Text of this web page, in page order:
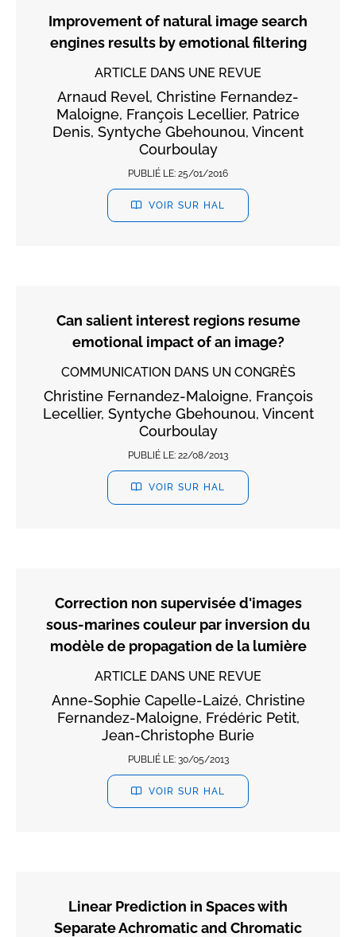
Improvement of natural image search
engines results by emotional ﬁltering
ARTICLE DANS UNE REVUE
Arnaud Revel, Christine Fernandez-
Maloigne, François Lecellier, Patrice
Denis, Syntyche Gbehounou, Vincent
Courboulay
PUBLIÉ LE: 25/01/2016
VOIR SUR HAL
Can salient interest regions resume
emotional impact of an image?
COMMUNICATION DANS UN CONGRÈS
Christine Fernandez-Maloigne, François
Lecellier, Syntyche Gbehounou, Vincent
Courboulay
PUBLIÉ LE: 22/08/2013
VOIR SUR HAL
Correction non supervisée d'images
sous-marines couleur par inversion du
modèle de propagation de la lumière
ARTICLE DANS UNE REVUE
Anne-Sophie Capelle-Laizé, Christine
Fernandez-Maloigne, Frédéric Petit,
Jean-Christophe Burie
PUBLIÉ LE: 30/05/2013
VOIR SUR HAL
Linear Prediction in Spaces with
Separate Achromatic and Chromatic